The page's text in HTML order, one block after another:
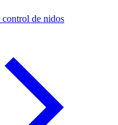
de nidos